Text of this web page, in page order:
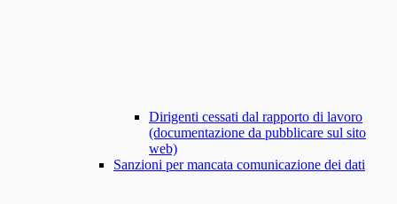
Dirigenti cessati dal rapporto di lavoro
(documentazione da pubblicare sul sito
web)
Sanzioni per mancata comunicazione dei dati